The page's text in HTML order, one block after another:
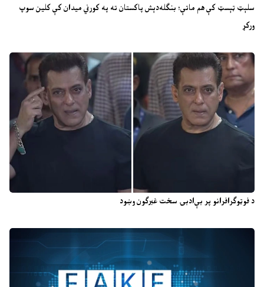
سلېټ ټېسټ کې هم ماتې؛ بنګله‌دېش پاکستان ته په کورني میدان کې کلین سوپ
ورکړ
د فوټوګرافرانو پر بې‌ادبۍ سخت غبرګون وښود